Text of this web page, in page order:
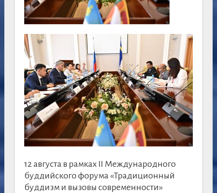
12 августа в рамках II Международного
буддийского форума «Традиционный
буддизм и вызовы современности»